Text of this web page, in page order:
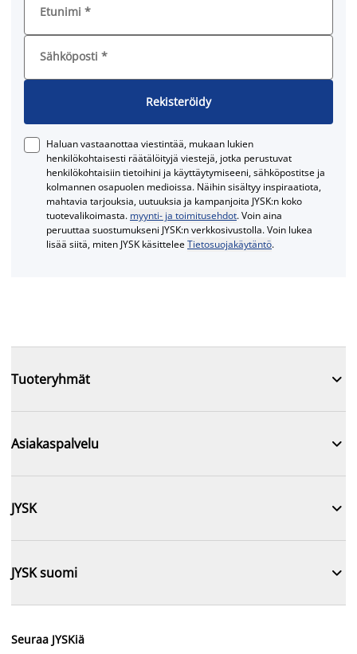
Etunimi *
Sähköposti *
Rekisteröidy
Haluan vastaanottaa viestintää, mukaan lukien
henkilökohtaisesti räätälöityjä viestejä, jotka perustuvat
henkilökohtaisiin tietoihini ja käyttäytymiseeni, sähköpostitse ja
kolmannen osapuolen medioissa. Näihin sisältyy inspiraatiota,
mahtavia tarjouksia, uutuuksia ja kampanjoita JYSK:n koko
tuotevalikoimasta. myynti- ja toimitusehdot. Voin aina
peruuttaa suostumukseni JYSK:n verkkosivustolla. Voin lukea
lisää siitä, miten JYSK käsitteleeTietosuojakäytäntö.
Tuoteryhmät 
Asiakaspalvelu 
JYSK 
JYSK suomi 
Seuraa JYSKiä